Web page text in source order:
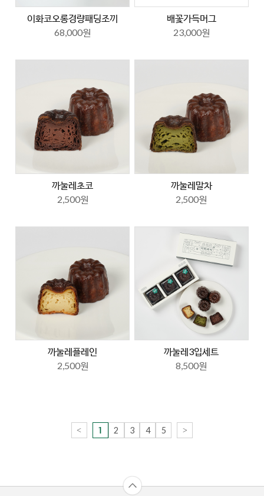
이화코오롱경량패딩조끼
68,000원
배꽃가득머그
23,000원
까눌레초코
2,500원
까눌레말차
2,500원
까눌레플레인
2,500원
까눌레3입세트
8,500원
< 1 2 3 4 5 >